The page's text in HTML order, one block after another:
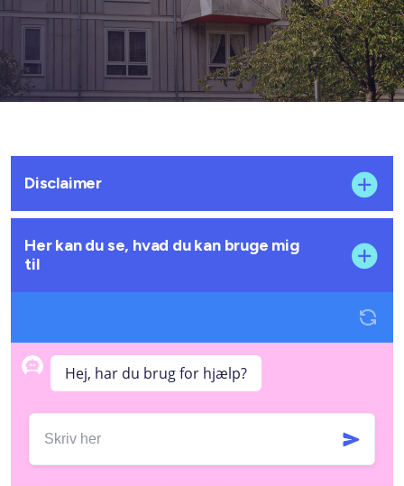
Disclaimer
Her kan du se, hvad du kan bruge mig
til